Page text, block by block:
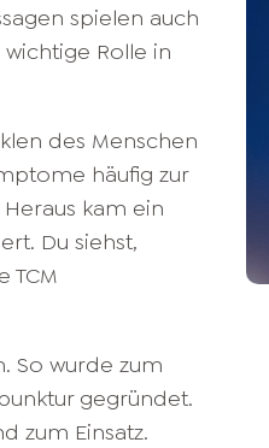
spielen auch
Rolle in
des Menschen
häufig zur
kam ein
Du siehst,
TCM
So wurde zum
gegründet.
zum Einsatz.